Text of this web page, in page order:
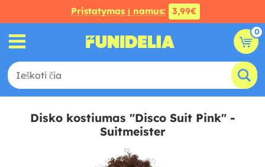
Pristatymas į namus: 3,99€
0
Disko kostiumas "Disco Suit Pink" -
Suitmeister